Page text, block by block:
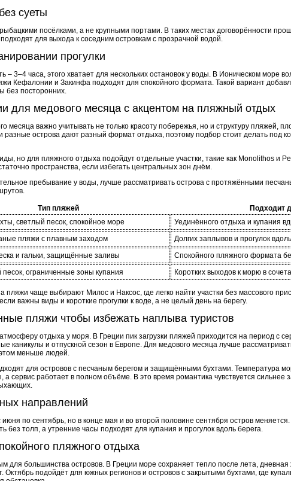
суеты
посёлками, а не крупными портами. В таких местах договорённости
для выхода к соседним островкам с прозрачной водой.
прогулки
– 3–4 часа, этого хватает для нескольких остановок у воды. В Ионическом море
Кефалонии и Закинфа подходят для спокойного формата. Такой вариант
без посторонних.
для медового месяца с акцентом на пляжный отдых
месяца важно учитывать не только красоту побережья, но и структуру пляжей,
разные острова дают разный формат отдыха, поэтому подбор стоит делать под
но для пляжного отдыха подойдут отдельные участки, такие как Monolithos и
пространства, если избегать центральных зон днём.
пребывание у воды, лучше рассматривать острова с протяжёнными
Тип пляжей
Подходит
светлый песок, спокойное море
Уединённого отдыха и купания
пляжи с плавным заходом
Долгих заплывов и прогулок
и гальки, защищённые заливы
Спокойного пляжного формата
песок, ограниченные зоны купания Коротких выходов к морю в
пляжи чаще выбирают Милос и Наксос, где легко найти участки без массового
важны виды и короткие прогулки к воде, а не целый день на берегу.
пляжи чтобы избежать наплыва туристов
отдыха у моря. В Греции пик загрузки пляжей приходится на период с
каникулы и отпускной сезон в Европе. Для медового месяца лучше
меньше людей.
для островов с песчаным берегом и защищёнными бухтами. Температура
а сервис работает в полном объёме. В это время романтика чувствуется сильнее
направлений
по сентябрь, но в конце мая и во второй половине сентября остров
без толп, а утренние часы подходят для купания и прогулок вдоль берега.
пляжного отдыха
для большинства островов. В Греции море сохраняет тепло после лета, дневная
Октябрь подойдёт для южных регионов и островов с закрытыми бухтами, где